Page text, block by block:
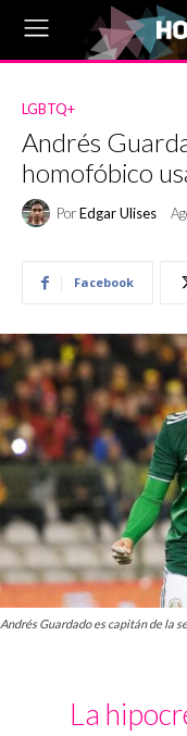
LGBTQ+
Andrés
homofóbico
PorEdgar Ulises
Facebook
Andrés Guardado es capitán de la
La